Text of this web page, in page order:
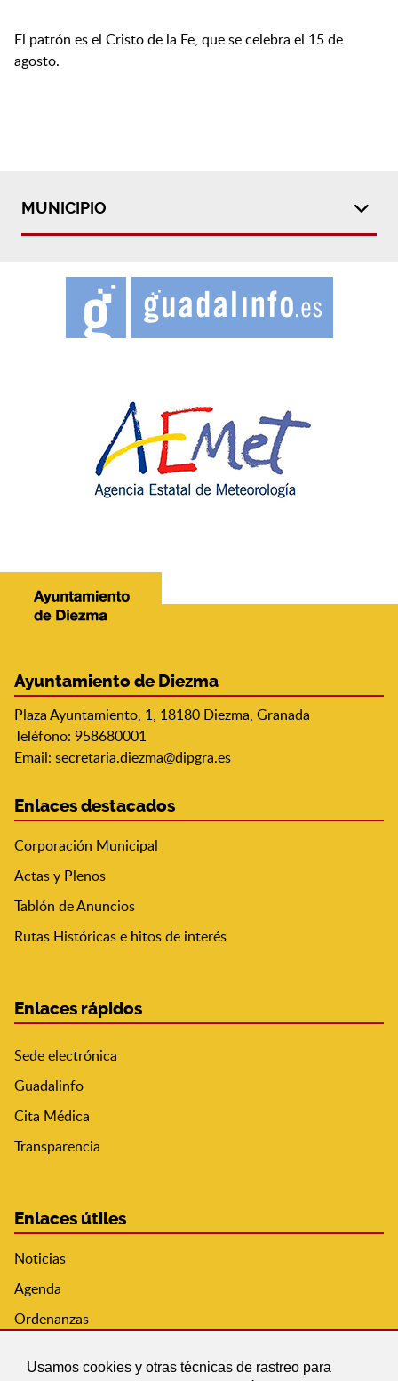
Usamos cookies y otras técnicas de rastreo para
El patrón es el Cristo de la Fe, que se celebra el 15 de
agosto.
MUNICIPIO
Ayuntamiento de Diezma
Plaza Ayuntamiento, 1, 18180 Diezma, Granada
Teléfono: 958680001
Email: secretaria.diezma@dipgra.es
Enlaces destacados
Corporación Municipal
Actas y Plenos
Tablón de Anuncios
Rutas Históricas e hitos de interés
Enlaces rápidos
Sede electrónica
Guadalinfo
Cita Médica
Transparencia
Enlaces útiles
Noticias
Agenda
Ordenanzas